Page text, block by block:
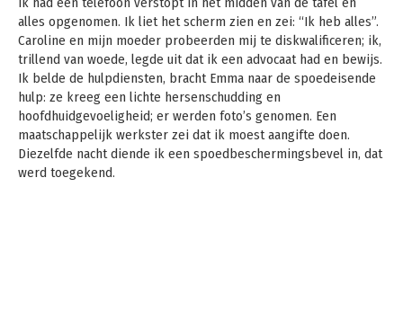
alles opgenomen. Ik liet het scherm zien en zei: “Ik heb alles”.
Caroline en mijn moeder probeerden mij te diskwalificeren; ik,
trillend van woede, legde uit dat ik een advocaat had en bewijs.
Ik belde de hulpdiensten, bracht Emma naar de spoedeisende
hulp: ze kreeg een lichte hersenschudding en
hoofdhuidgevoeligheid; er werden foto’s genomen. Een
maatschappelijk werkster zei dat ik moest aangifte doen.
Diezelfde nacht diende ik een spoedbeschermingsbevel in, dat
werd toegekend.